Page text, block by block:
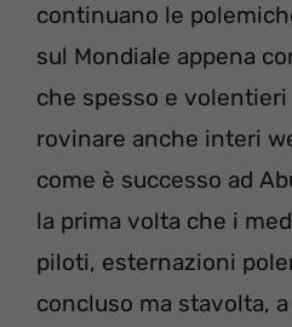
continuano le
sul Mondiale appena
che spesso e
rovinare anche interi
come è successo ad
la prima volta che i
piloti, esternazioni
concluso ma stavolta,